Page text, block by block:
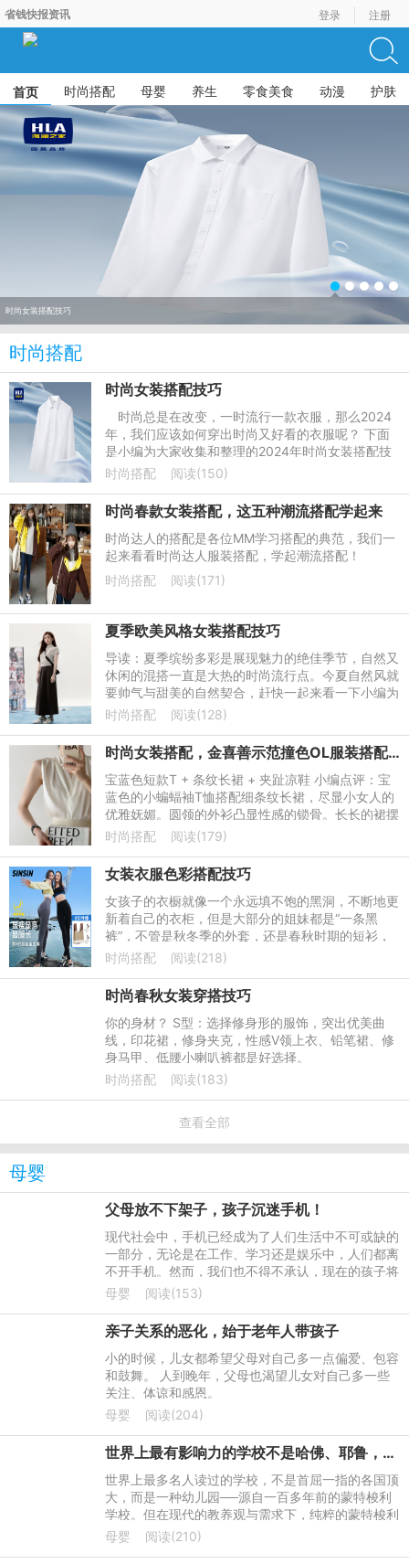
省钱快报资讯 登录 注册
首页 时尚搭配 母婴 养生 零食美食 动漫 护肤
时尚女装搭配技巧
时尚搭配
时尚女装搭配技巧
时尚总是在改变，一时流行一款衣服，那么2024
年，我们应该如何穿出时尚又好看的衣服呢？ 下面
是小编为大家收集和整理的2024年时尚女装搭配技
巧，欢迎大家阅读和借鉴，希望对大家有所帮助！
时尚搭配 阅读(150)
时尚春款女装搭配，这五种潮流搭配学起来
时尚达人的搭配是各位MM学习搭配的典范，我们一
起来看看时尚达人服装搭配，学起潮流搭配！
时尚搭配
阅读(171)
夏季欧美风格女装搭配技巧
导读：夏季缤纷多彩是展现魅力的绝佳季节，自然又
休闲的混搭一直是大热的时尚流行点。今夏自然风就
要帅气与甜美的自然契合，赶快一起来看一下小编为
你推荐的欧美风混搭吧!
时尚搭配 阅读(128)
时尚女装搭配，金喜善示范撞色OL服装搭配技巧
宝蓝色短款T + 条纹长裙 + 夹趾凉鞋 小编点评：宝
蓝色的小蝙蝠袖T恤搭配细条纹长裙，尽显小女人的
优雅妩媚。圆领的外衫凸显性感的锁骨。长长的裙摆
轻盈舒适，仙女范浑然天成。搭配夹趾凉鞋，清凉随
时尚搭配 阅读(179)
女装衣服色彩搭配技巧
女孩子的衣橱就像一个永远填不饱的黑洞，不断地更
新着自己的衣柜，但是大部分的姐妹都是“一条黑
裤”，不管是秋冬季的外套，还是春秋时期的短衫，
下身则是一条黑色的紧身裤。对于那些更新速度很快
时尚搭配 阅读(218)
时尚春秋女装穿搭技巧
你的身材？ S型：选择修身形的服饰，突出优美曲
线，印花裙，修身夹克，性感V领上衣、铅笔裙、修
身马甲、低腰小喇叭裤都是好选择。
时尚搭配
阅读(183)
查看全部
母婴
父母放不下架子，孩子沉迷手机！
现代社会中，手机已经成为了人们生活中不可或缺的
一部分，无论是在工作、学习还是娱乐中，人们都离
不开手机。然而，我们也不得不承认，现在的孩子将
手机看的比父母还亲，这其中有很多原因，而父母放
母婴 阅读(153)
亲子关系的恶化，始于老年人带孩子
小的时候，儿女都希望父母对自己多一点偏爱、包容
和鼓舞。 人到晚年，父母也渴望儿女对自己多一些
关注、体谅和感恩。
母婴
阅读(204)
世界上最有影响力的学校不是哈佛、耶鲁，而是这种幼儿园！
世界上最多名人读过的学校，不是首屈一指的各国顶
大，而是一种幼儿园──源自一百多年前的蒙特梭利
学校。但在现代的教养观与需求下，纯粹的蒙特梭利
教学已经愈来愈少。学者找出其中成功的要素，让现
母婴 阅读(210)